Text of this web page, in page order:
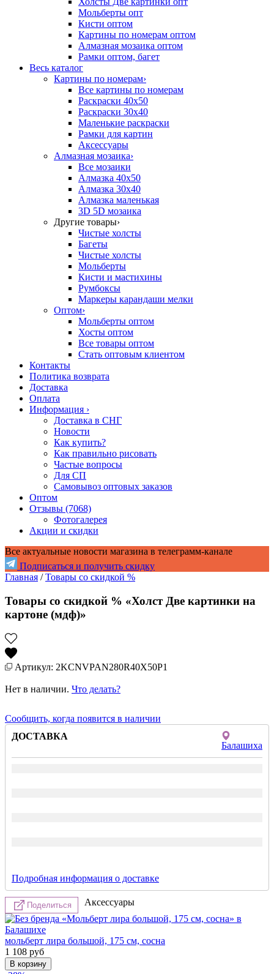
Мольберты опт
Кисти оптом
Картины по номерам оптом
Алмазная мозаика оптом
Рамки оптом, багет
Весь каталог
Картины по номерам›
Все картины по номерам
Раскраски 40х50
Раскраски 30х40
Маленькие раскраски
Рамки для картин
Аксессуары
Алмазная мозаика›
Все мозаики
Алмазка 40х50
Алмазка 30х40
Алмазка маленькая
3D 5D мозаика
Другие товары›
Чистые холсты
Багеты
Чистые холсты
Мольберты
Кисти и мастихины
Румбоксы
Маркеры карандаши мелки
Оптом›
Мольберты оптом
Хосты оптом
Все товары оптом
Стать оптовым клиентом
Контакты
Политика возврата
Доставка
Оплата
Информация ›
Доставка в СНГ
Новости
Как купить?
Как правильно рисовать
Частые вопросы
Для СП
Самовывоз оптовых заказов
Оптом
Отзывы (7068)
Фотогалерея
Акции и скидки
Все актуальные новости магазина в телеграмм-канале
Подписаться и получить скидку
Главная /Товары со скидкой %
Товары со скидкой % «Холст Две картинки на
картоне (мдф)»
Артикул: 2KCNVPAN280R40X50P1
Нет в наличии. Что делать?
Сообщить, когда появится в наличии
ДОСТАВКА
Балашиха
Подробная информация о доставке
Поделиться Аксессуары
мольберт лира большой, 175 см, сосна
1 108 руб